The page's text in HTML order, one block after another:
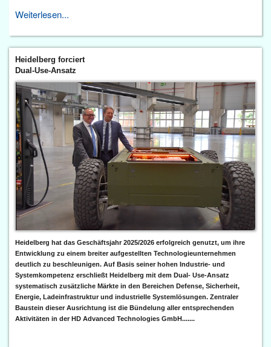
Weiterlesen...
Heidelberg forciert
Dual-Use-Ansatz
Heidelberg hat das Geschäftsjahr 2025/2026 erfolgreich genutzt, um ihre
Entwicklung zu einem breiter aufgestellten Technologieunternehmen
deutlich zu beschleunigen. Auf Basis seiner hohen Industrie- und
Systemkompetenz erschließt Heidelberg mit dem Dual- Use-Ansatz
systematisch zusätzliche Märkte in den Bereichen Defense, Sicherheit,
Energie, Ladeinfrastruktur und industrielle Systemlösungen. Zentraler
Baustein dieser Ausrichtung ist die Bündelung aller entsprechenden
Aktivitäten in der HD Advanced Technologies GmbH.......